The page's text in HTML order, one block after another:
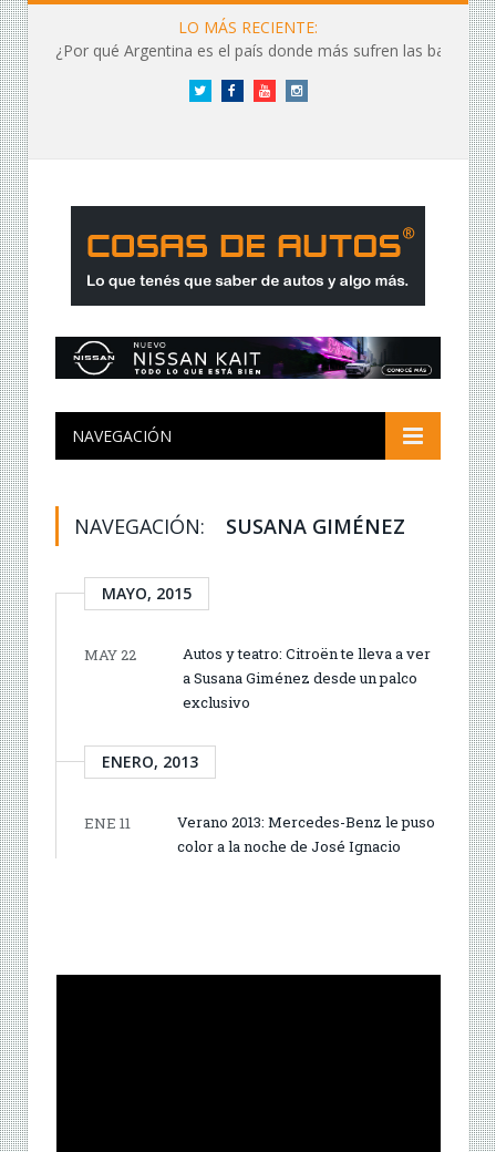
LO MÁS RECIENTE:
¿Por qué Argentina es el país donde más sufren las baterías?
Twitter FacebookYouTubeInstagram
NAVEGACIÓN
NAVEGACIÓN: SUSANA GIMÉNEZ
MAYO, 2015
MAY 22
Autos y teatro: Citroën te lleva a ver
a Susana Giménez desde un palco
exclusivo
ENERO, 2013
ENE 11
Verano 2013: Mercedes-Benz le puso
color a la noche de José Ignacio